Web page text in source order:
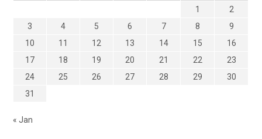
1
2
3
4 5 6 7 8
9
10
11 12 13 14 15
16
17
18 19 20 21 22
23
24
25 26 27 28 29
30
31
« Jan